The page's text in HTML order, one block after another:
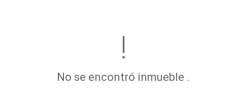
No se encontró inmueble .